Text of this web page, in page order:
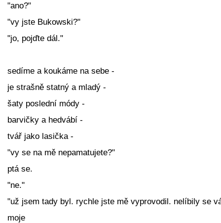
"ano?"
"vy jste Bukowski?"
"jo, pojďte dál."
sedíme a koukáme na sebe -
je strašně statný a mladý -
šaty poslední módy -
barvičky a hedvábí -
tvář jako lasička -
"vy se na mě nepamatujete?"
ptá se.
"ne."
"už jsem tady byl. rychle jste mě vyprovodil. nelíbily se
moje